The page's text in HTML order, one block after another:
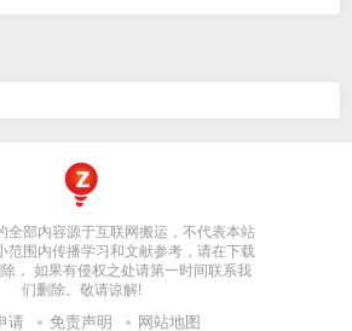
全部内容源于互联网搬运，不代表本站
范围内传播学习和文献参考，请在下载
， 如果有侵权之处请第一时间联系我
们删除。敬请谅解!
请 免责声明 网站地图